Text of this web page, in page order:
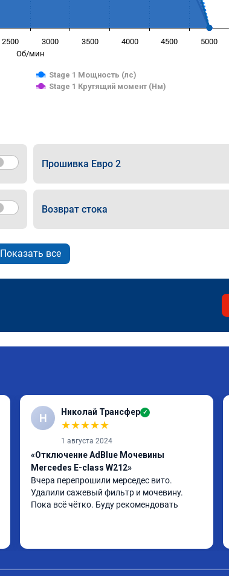
Об/мин
Stage 1 Мощность (лс)
Stage 1 Крутящий момент (Нм)
2500 3000 3500 4000 4500 5000
Прошивка Евро 2
Возврат стока
Показать все
Н Николай Трансфер ✓
★★★★★
1 августа 2024
«Отключение AdBlue Мочевины
Mercedes E-class W212»
Вчера перепрошили мерседес вито.
Удалили сажевый фильтр и мочевину.
Пока всё чётко. Буду рекомендовать